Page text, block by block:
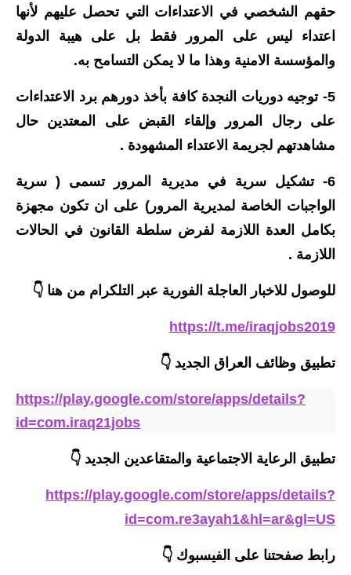
المرحلة الابتدائية
المرحلة المتوسطة
المرحلة الاعدادية
كتب مدرسية
المرحلة المتوسطة
المرحلة الاعدادية
المرحلة الابتدائية
المرحلة المتوسطة
المرحلة الاعدادية
حقهم الشخصي في الاعتداءات التي تحصل عليهم لأنها
اعتداء ليس على المرور فقط بل على هيبة الدولة
والمؤسسة الامنية وهذا ما لا يمكن التسامح به.
5- توجيه دوريات النجدة كافة بأخذ دورهم برد الاعتداءات
على رجال المرور وإلقاء القبض على المعتدين حال
مشاهدتهم لجريمة الاعتداء المشهودة .
6- تشكيل سرية في مديرية المرور تسمى ( سرية
الواجبات الخاصة لمديرية المرور) على ان تكون مجهزة
بكامل العدة اللازمة لفرض سلطة القانون في الحالات
اللازمة .
للوصول للاخبار العاجلة الفورية عبر التلكرام من هنا 👇
https://t.me/iraqjobs2019
تطبيق وظائف العراق الجديد 👇
https://play.google.com/store/apps/details?
id=com.iraq21jobs
تطبيق الرعاية الاجتماعية والمتقاعدين الجديد 👇
https://play.google.com/store/apps/details?
id=com.re3ayah1&hl=ar&gl=US
رابط صفحتنا على الفيسبوك 👇